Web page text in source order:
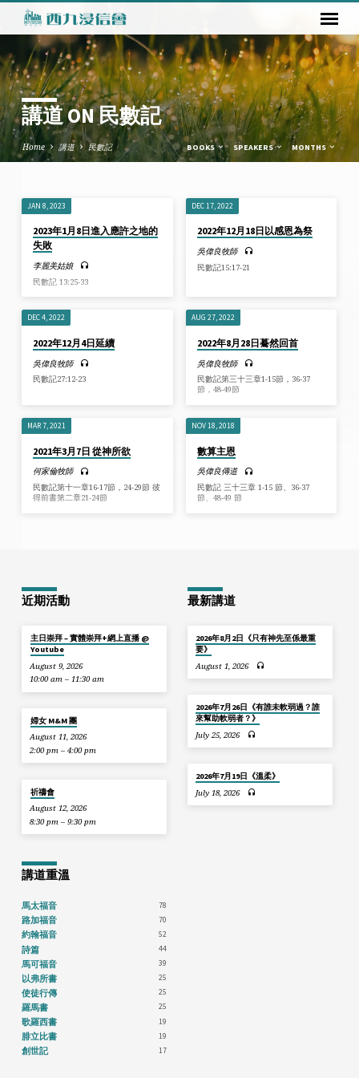
講道 ON 民數記
Home 講道 民數記 BOOKS SPEAKERS MONTHS
講
道
ON
民
數
記
JAN 8, 2023
2023年1月8日進入應許之地的
失敗
李麗美姑娘
民數記 13:25-33
DEC 17, 2022
2022年12月18日以感恩為祭
吳偉良牧師
民數記15:17-21
DEC 4, 2022
2022年12月4日延續
吳偉良牧師
民數記27:12-23
AUG 27, 2022
2022年8月28日驀然回首
吳偉良牧師
民數記第三十三章1-15節，36-37
節，48-49節
MAR 7, 2021
2021年3月7日 從神所欲
何家倫牧師
民數記第十一章16-17節，24-29節 彼
得前書第二章21-24節
NOV 18, 2018
數算主恩
吳偉良傳道
民數記 三十三章 1-15 節、36-37
節、48-49 節
近期活動
主日崇拜 – 實體崇拜+網上直播 @
Youtube
August 9, 2026
10:00 am – 11:30 am
婦女 M&M 團
August 11, 2026
2:00 pm – 4:00 pm
祈禱會
August 12, 2026
8:30 pm – 9:30 pm
最新講道
2026年8月2日《只有神先至係最重
要》
August 1, 2026
2026年7月26日《有誰未軟弱過？誰
來幫助軟弱者？》
July 25, 2026
2026年7月19日《溫柔》
July 18, 2026
講道重溫
馬太福音 78
路加福音 70
約翰福音 52
詩篇 44
馬可福音 39
以弗所書 25
使徒行傳 25
羅馬書 25
歌羅西書 19
腓立比書 19
創世記 17